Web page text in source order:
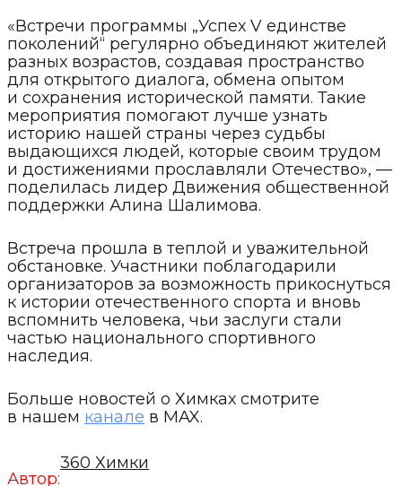
«Встречи программы „Успех V единстве
поколений“ регулярно объединяют жителей
разных возрастов, создавая пространство
для открытого диалога, обмена опытом
и сохранения исторической памяти. Такие
мероприятия помогают лучше узнать
историю нашей страны через судьбы
выдающихся людей, которые своим трудом
и достижениями прославляли Отечество», —
поделилась лидер Движения общественной
поддержки Алина Шалимова.
Встреча прошла в теплой и уважительной
обстановке. Участники поблагодарили
организаторов за возможность прикоснуться
к истории отечественного спорта и вновь
вспомнить человека, чьи заслуги стали
частью национального спортивного
наследия.
Больше новостей о Химках смотрите
в нашем канале в MAX.
Автор:
360 Химки